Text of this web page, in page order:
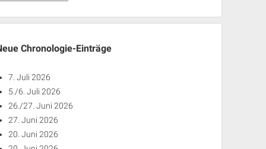
Chronologie-Einträge
7. Juli 2026
5./6. Juli 2026
26./27. Juni 2026
27. Juni 2026
20. Juni 2026